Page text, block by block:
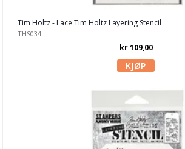
Kake & Bake
Tim Holtz - Lace Tim Holtz Layering Stencil
THS034
kr 109,00